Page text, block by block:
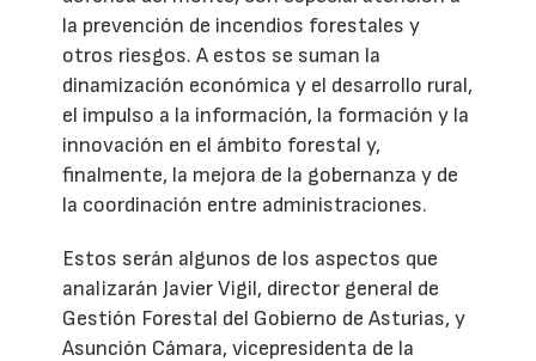
la prevención de incendios forestales y
otros riesgos. A estos se suman la
dinamización económica y el desarrollo rural,
el impulso a la información, la formación y la
innovación en el ámbito forestal y,
finalmente, la mejora de la gobernanza y de
la coordinación entre administraciones.
Estos serán algunos de los aspectos que
analizarán Javier Vigil, director general de
Gestión Forestal del Gobierno de Asturias, y
Asunción Cámara, vicepresidenta de la